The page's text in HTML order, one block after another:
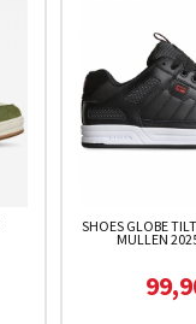
SHOES GLOBE
MULLEN